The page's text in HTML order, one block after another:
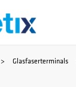
> Glasfaserterminals